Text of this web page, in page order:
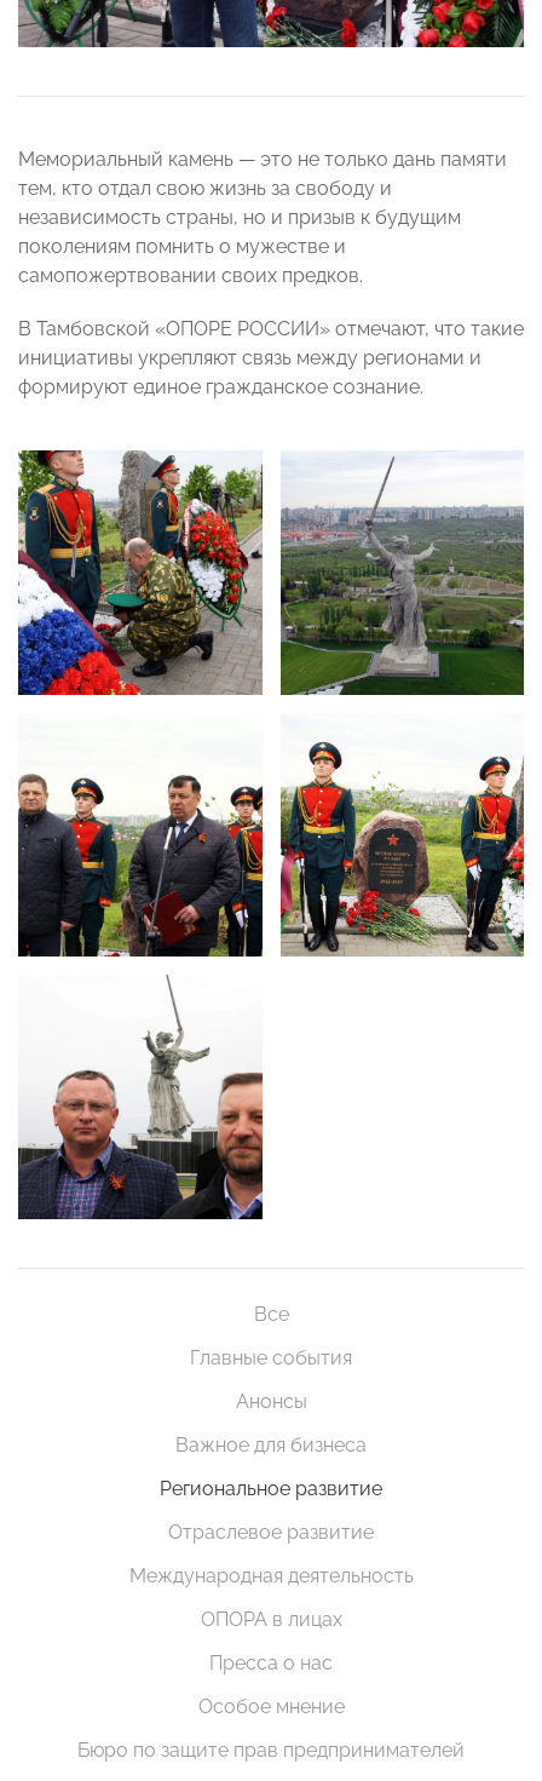
Мемориальный камень — это не только дань памяти
тем, кто отдал свою жизнь за свободу и
независимость страны, но и призыв к будущим
поколениям помнить о мужестве и
самопожертвовании своих предков.
В Тамбовской «ОПОРЕ РОССИИ» отмечают, что такие
инициативы укрепляют связь между регионами и
формируют единое гражданское сознание.
Все
Главные события
Анонсы
Важное для бизнеса
Региональное развитие
Отраслевое развитие
Международная деятельность
ОПОРА в лицах
Пресса о нас
Особое мнение
Бюро по защите прав предпринимателей